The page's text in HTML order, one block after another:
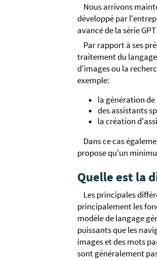
Nous arrivons
développé par
avancé de la série
Par rapport à ses
traitement du
d'images ou la
exemple:
la génération
des assistants
la création
Dans ce cas
propose qu'un
Quelle est la
Les principales
principalement les
modèle de langage
puissants que les
images et des mots
sont généralement